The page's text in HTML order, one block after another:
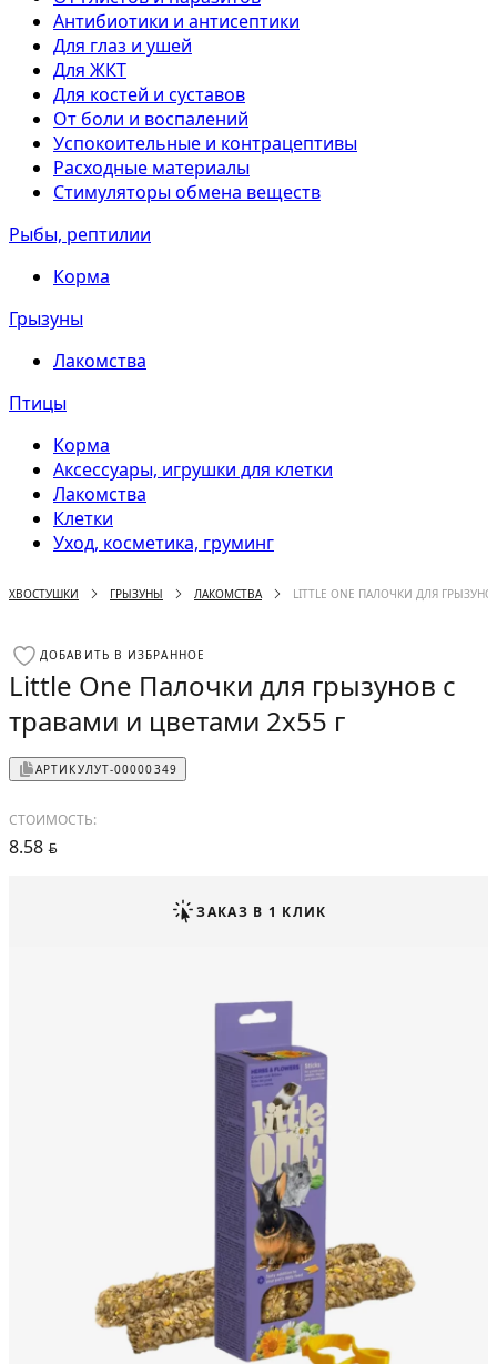
Антибиотики и антисептики
Для глаз и ушей
Для ЖКТ
Для костей и суставов
От боли и воспалений
Успокоительные и контрацептивы
Расходные материалы
Стимуляторы обмена веществ
Рыбы, рептилии
Корма
Грызуны
Лакомства
Птицы
Корма
Аксессуары, игрушки для клетки
Лакомства
Клетки
Уход, косметика, груминг
ХВОСТУШКИ ГРЫЗУНЫ ЛАКОМСТВА LITTLE ONE ПАЛОЧКИ ДЛЯ
ДОБАВИТЬ В ИЗБРАННОЕ
Little One Палочки для грызунов с
травами и цветами 2х55 г
АРТИКУЛУТ-00000349
СТОИМОСТЬ:
8.58 BYN
ЗАКАЗ В 1 КЛИК